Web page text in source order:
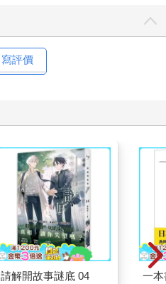
寫評價
請解開故事謎底 04
一